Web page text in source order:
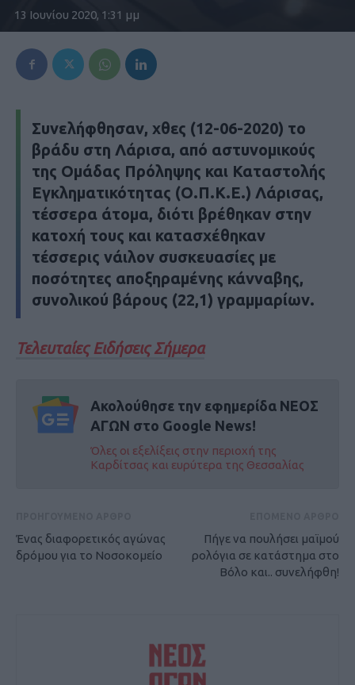
13 Ιουνίου 2020, 1:31 μμ
Συνελήφθησαν, χθες (12-06-2020) το
βράδυ στη Λάρισα, από αστυνομικούς
της Ομάδας Πρόληψης και Καταστολής
Εγκληματικότητας (Ο.Π.Κ.Ε.) Λάρισας,
τέσσερα άτομα, διότι βρέθηκαν στην
κατοχή τους και κατασχέθηκαν
τέσσερις νάιλον συσκευασίες με
ποσότητες αποξηραμένης κάνναβης,
συνολικού βάρους (22,1) γραμμαρίων.
Τελευταίες Ειδήσεις Σήμερα
Ακολούθησε την εφημερίδα ΝΕΟΣ
ΑΓΩΝ στο Google News!
Όλες οι εξελίξεις στην περιοχή της
Καρδίτσας και ευρύτερα της Θεσσαλίας
Ένας διαφορετικός αγώνας
δρόμου για το Νοσοκομείο
Πήγε να πουλήσει μαϊμού
ρολόγια σε κατάστημα στο
Βόλο και.. συνελήφθη!